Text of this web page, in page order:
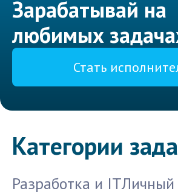
Зарабатывай на
любимых
Стать
Категории
Разработка и IT